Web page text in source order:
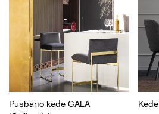
Pusbario kėdė GALA